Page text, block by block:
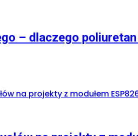
– dlaczego